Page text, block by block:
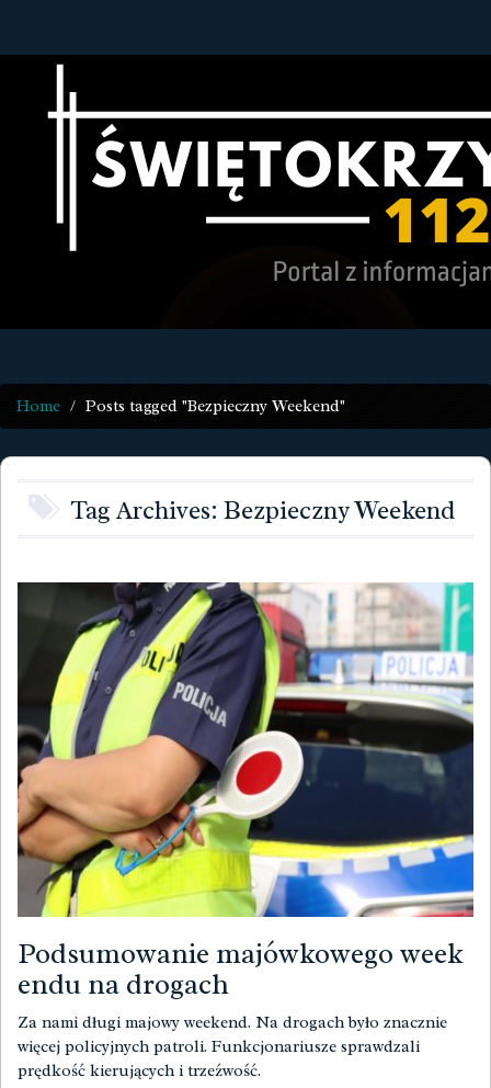
Home Posts tagged "Bezpieczny Weekend"
Tag Archives: Bezpieczny Weekend
Podsumowanie majówkowego week
endu na drogach
Za nami długi majowy weekend. Na drogach było znacznie
więcej policyjnych patroli. Funkcjonariusze sprawdzali
prędkość kierujących i trzeźwość.